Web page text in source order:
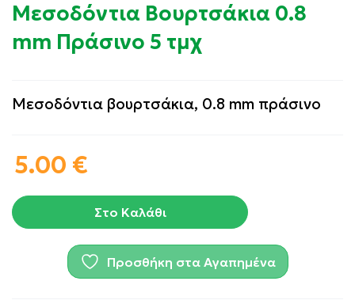
Μεσοδόντια Βουρτσάκια 0.8
mm Πράσινο 5 τμχ
Μεσοδόντια βουρτσάκια, 0.8 mm πράσινο
5.00 €
Στο Καλάθι
Προσθήκη στα Αγαπημένα